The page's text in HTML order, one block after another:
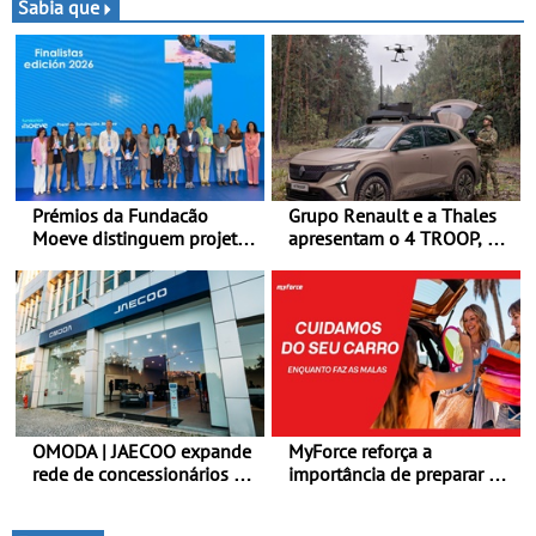
noturnas, uma estreia para
no campeonato
Sabia que
Prémios da Fundacão
Moeve distinguem projeto
promoção de uma
transição ecológica justa
Grupo Renault e a Thales
apresentam o 4 TROOP, um
para futuras missões das
forças terrestres
OMODA | JAECOO expande
rede de concessionários -
MyForce reforça a
importância de preparar o